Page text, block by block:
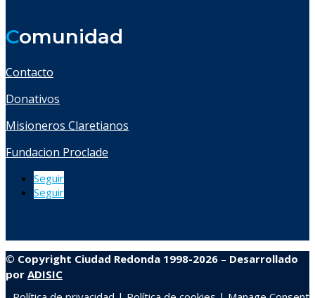
Comunidad
Contacto
Donativos
Misioneros Claretianos
Fundacion Proclade
Seguir
Seguir
© Copyright Ciudad Redonda 1998-2026 – Desarrollado
por ADISIC